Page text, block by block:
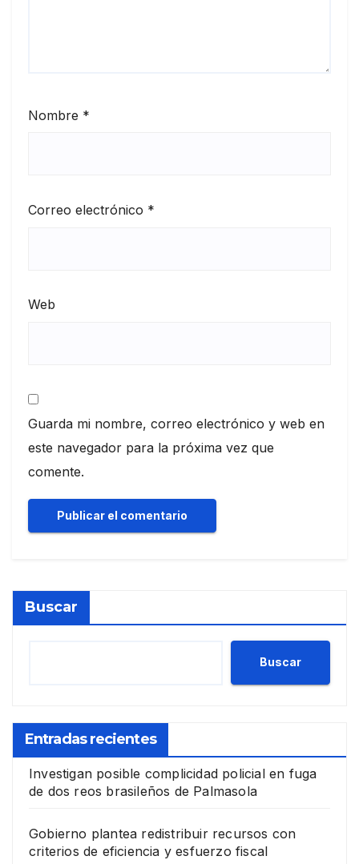
Nombre *
Correo electrónico *
Web
Guarda mi nombre, correo electrónico y web en
este navegador para la próxima vez que
comente.
Buscar
Buscar
Entradas recientes
Investigan posible complicidad policial en fuga
de dos reos brasileños de Palmasola
Gobierno plantea redistribuir recursos con
criterios de eficiencia y esfuerzo fiscal